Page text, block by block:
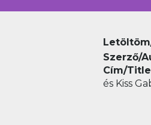
Szerző/
Cím/Title
és Kiss